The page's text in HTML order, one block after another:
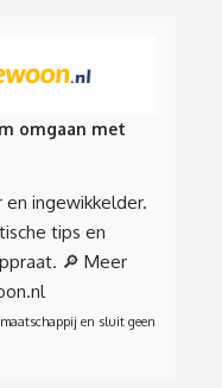
omgaan met
ingewikkelder.
tips en
🔎 Meer
en sluit geen